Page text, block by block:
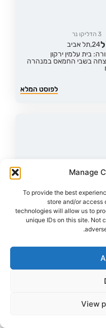
Manage
To provide the best
store and/or access
technologies will allow us to
unique IDs on this site. Not
View
3הדליקו נר
24,תל אביב
בית עלמין ירקון
בשבי החמאס במנהרה
לפוסט המלא
"אוהבת אתכם, יורים עליי"